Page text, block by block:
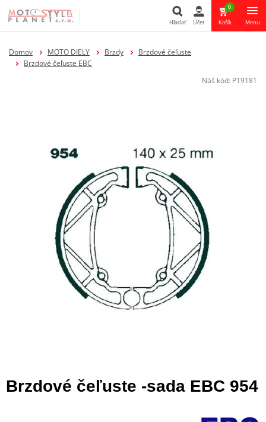
Hľadať Účet
0
Košík Menu
Domov MOTO DIELY Brzdy
Brzdové čeľuste
Brzdové čeľuste EBC
Náš kód: P19181
Brzdové čeľuste -sada EBC 954